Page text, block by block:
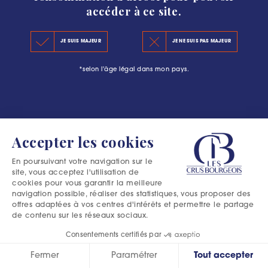
accéder à ce site.
JE SUIS MAJEUR JE NE SUIS PAS MAJEUR
*selon l'âge légal dans mon pays.
Excessive consumption of alcohol is harmful to your health.
Accepter les cookies
En poursuivant votre navigation sur le
site, vous acceptez l'utilisation de
cookies pour vous garantir la meilleure
navigation possible, réaliser des statistiques, vous proposer des
offres adaptées à vos centres d'intérêts et permettre le partage
de contenu sur les réseaux sociaux.
Consentements certifiés par
Fermer Paramétrer Tout accepter